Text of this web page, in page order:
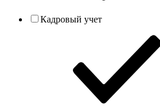
Кадровый учет